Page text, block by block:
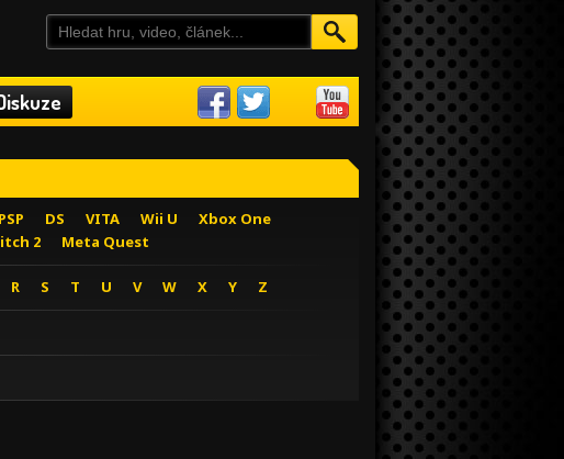
PSP DS VITA Wii U
Xbox One
2 Meta Quest
R S T U V W X Y Z